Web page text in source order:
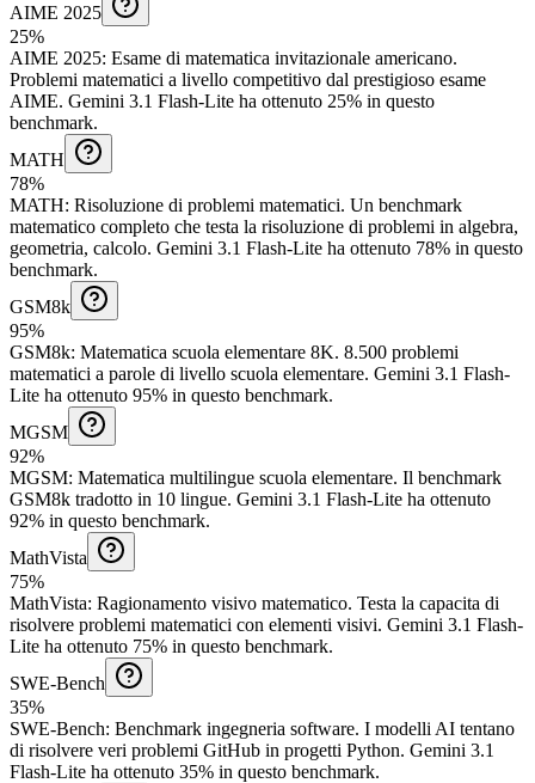
AIME 2025
25%
AIME 2025: Esame di matematica invitazionale americano.
Problemi matematici a livello competitivo dal prestigioso esame
AIME. Gemini 3.1 Flash-Lite ha ottenuto 25% in questo
benchmark.
MATH
78%
MATH: Risoluzione di problemi matematici. Un benchmark
matematico completo che testa la risoluzione di problemi in algebra,
geometria, calcolo. Gemini 3.1 Flash-Lite ha ottenuto 78% in questo
benchmark.
GSM8k
95%
GSM8k: Matematica scuola elementare 8K. 8.500 problemi
matematici a parole di livello scuola elementare. Gemini 3.1 Flash-
Lite ha ottenuto 95% in questo benchmark.
MGSM
92%
MGSM: Matematica multilingue scuola elementare. Il benchmark
GSM8k tradotto in 10 lingue. Gemini 3.1 Flash-Lite ha ottenuto
92% in questo benchmark.
MathVista
75%
MathVista: Ragionamento visivo matematico. Testa la capacita di
risolvere problemi matematici con elementi visivi. Gemini 3.1 Flash-
Lite ha ottenuto 75% in questo benchmark.
SWE-Bench
35%
SWE-Bench: Benchmark ingegneria software. I modelli AI tentano
di risolvere veri problemi GitHub in progetti Python. Gemini 3.1
Flash-Lite ha ottenuto 35% in questo benchmark.